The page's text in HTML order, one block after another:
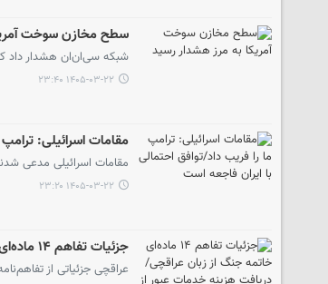
سطح مخازن سوخت
شبکه سی‌ان‌ان هشدار داد
۱۴۰۵-۰۳-۲۲ ۲۳:۴۰
مقامات اسرائیلی:
مقامات اسرائیلی مدعی
۱۴۰۵-۰۳-۲۲ ۲۳:۲۰
جزئیات تفاهم ۱۴ ماده‌ای خاتمه جنگ از زبان عراقچی/ دریافت هزینه خدمات عبور از تنگه هرمز قطعی است
عراقچی جزئیاتی از تفاهم‌نامه ۱۴ ماده‌ای خاتمه جنگ اعلام